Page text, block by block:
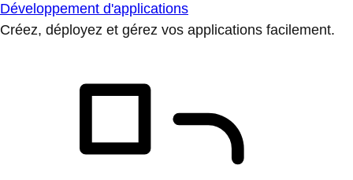
Développement d'applications
Créez, déployez et gérez vos applications facilement.